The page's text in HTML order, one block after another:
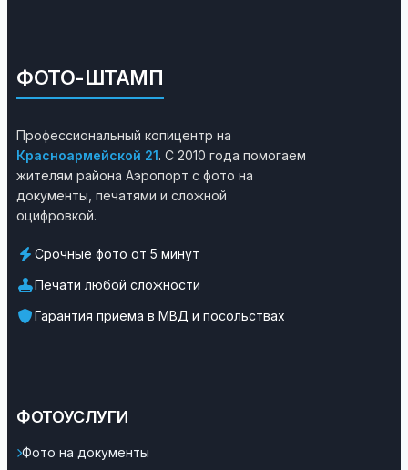
ФОТО-ШТАМП
Профессиональный копицентр на
Красноармейской 21. С 2010 года помогаем
жителям района Аэропорт с фото на
документы, печатями и сложной
оцифровкой.
Срочные фото от 5 минут
Печати любой сложности
Гарантия приема в МВД и посольствах
ФОТОУСЛУГИ
Фото на документы